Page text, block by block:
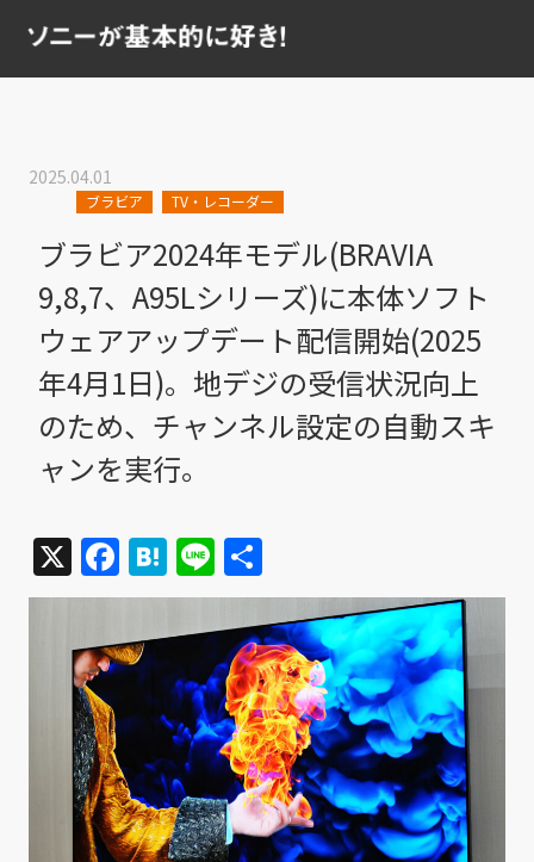
2025.04.01
ブラビア TV・レコーダー
ブラビア2024年モデル(BRAVIA
9,8,7、A95Lシリーズ)に本体ソフト
ウェアアップデート配信開始(2025
年4月1日)。地デジの受信状況向上
のため、チャンネル設定の自動スキ
ャンを実行。
X Facebook
Hatena
Line
有